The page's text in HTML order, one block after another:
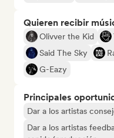
Quieren recibir
Olivver the Kid
Said The Sky
G-Eazy
Principales
Dar a los artistas
Dar a los artistas